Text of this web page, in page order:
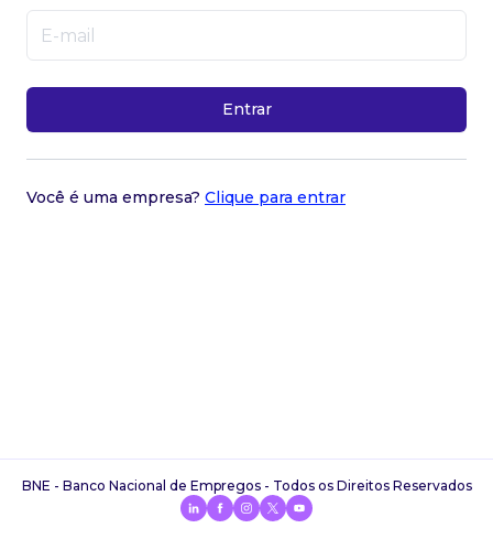
Entrar
Você é uma empresa? Clique para entrar
BNE - Banco Nacional de Empregos - Todos os Direitos Reservados